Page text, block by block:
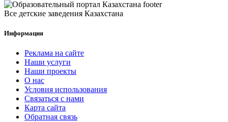
Все детские заведения Казахстана
Информация
Реклама на сайте
Наши услуги
Наши проекты
О нас
Условия использования
Связаться с нами
Карта сайта
Обратная связь